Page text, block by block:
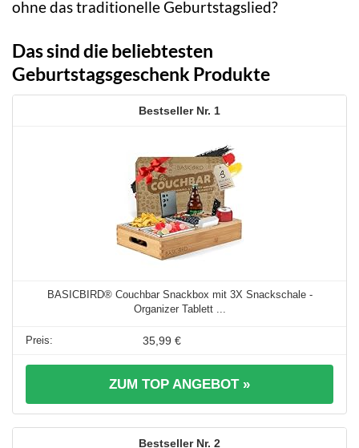
ohne das traditionelle Geburtstagslied?
Das sind die beliebtesten
Geburtstagsgeschenk Produkte
1
BASICBIRD® Couchbar Snackbox mit 3X Snackschale -
Organizer Tablett ...
35,99 €
ZUM TOP ANGEBOT »
2